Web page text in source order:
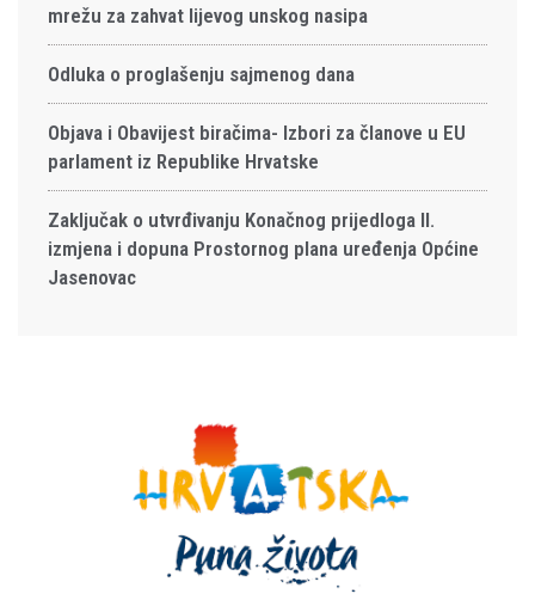
mrežu za zahvat lijevog unskog nasipa
Odluka o proglašenju sajmenog dana
Objava i Obavijest biračima- Izbori za članove u EU
parlament iz Republike Hrvatske
Zaključak o utvrđivanju Konačnog prijedloga II.
izmjena i dopuna Prostornog plana uređenja Općine
Jasenovac